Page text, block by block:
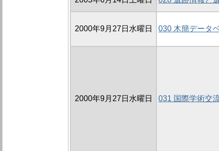
2000年9月27日水曜日 030 木簡データ
2000年9月27日水曜日 031 国際学術交